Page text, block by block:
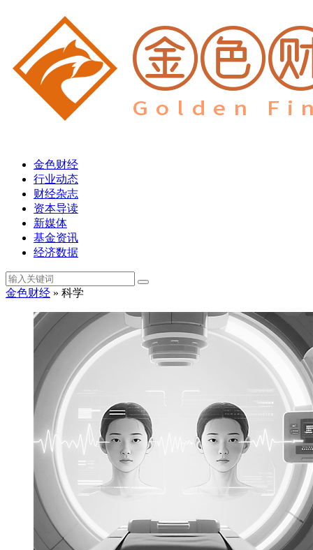
金色财经
行业动态
财经杂志
资本导读
新媒体
基金资讯
经济数据
金色财经 » 科学